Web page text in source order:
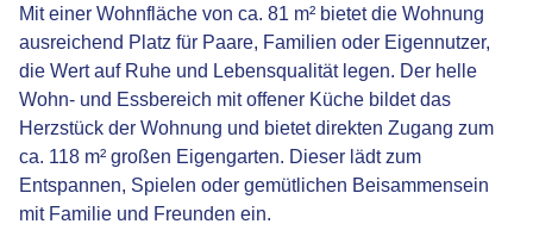
Mit einer Wohnfläche von ca. 81 m² bietet die Wohnung
ausreichend Platz für Paare, Familien oder Eigennutzer,
die Wert auf Ruhe und Lebensqualität legen. Der helle
Wohn- und Essbereich mit offener Küche bildet das
Herzstück der Wohnung und bietet direkten Zugang zum
ca. 118 m² großen Eigengarten. Dieser lädt zum
Entspannen, Spielen oder gemütlichen Beisammensein
mit Familie und Freunden ein.